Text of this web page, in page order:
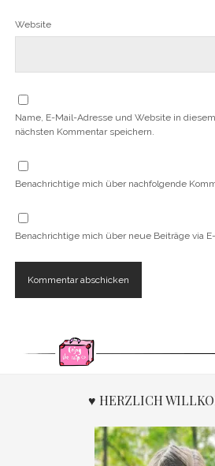
Website
Name, E-Mail-Adresse und Website in
nächsten Kommentar speichern.
Benachrichtige mich über nachfolgende
Benachrichtige mich über neue Beiträge via
♥ HERZLICH